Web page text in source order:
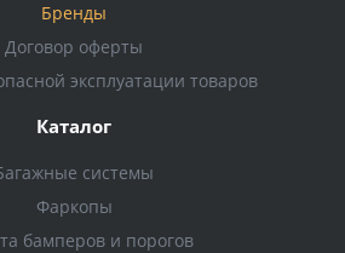
Бренды
Договор оферты
эксплуатации товаров
Каталог
системы
Фаркопы
бамперов и порогов